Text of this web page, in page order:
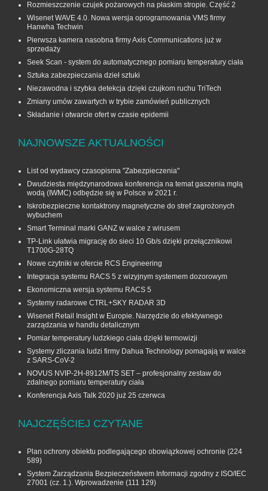
Rozmieszczenie czujek pożarowych na płaskim stropie. Część 2
Wisenet WAVE 4.0. Nowa wersja oprogramowania VMS firmy
Hanwha Techwin
Pierwsza kamera nasobna firmy Axis Communications już w
sprzedaży
Seek Scan - system do automatycznego pomiaru temperatury ciała
Sztuka zabezpieczania dzieł sztuki
Niezawodna i szybka detekcja dzięki czujkom ruchu TriTech
Zmiany umów zawartych w trybie zamówień publicznych
Składanie i otwarcie ofert w czasie epidemii
NAJNOWSZE AKTUALNOŚCI
List od wydawcy czasopisma "Zabezpieczenia"
Dwudziesta międzynarodowa konferencja na temat gaszenia mgłą
wodą (IWMC) odbędzie się w Polsce w 2021 r.
Iskrobezpieczne kontaktrony magnetyczne do stref zagrożonych
wybuchem
Smart Terminal marki GANZ w walce z wirusem
TP-Link ułatwia migrację do sieci 10 Gb/s dzięki przełącznikowi
T1700G‑28TQ
Nowe czytniki w ofercie RCS Engineering
Integracja systemu RACS 5 z wizyjnym systemem dozorowym
Ekonomiczna wersja systemu RACS 5
Systemy radarowe CTRL+SKY RADAR 3D
Wisenet Retail Insight w Europie. Narzędzie do efektywnego
zarządzania w handlu detalicznym
Pomiar temperatury ludzkiego ciała dzięki termowizji
Systemy zliczania ludzi firmy Dahua Technology pomagają w walce
z SARS-CoV-2
NOVUS NVIP-2H-8912M/TS SET – profesjonalny zestaw do
zdalnego pomiaru temperatury ciała
Konferencja Axis Talk 2020 już 25 czerwca
NAJCZĘŚCIEJ CZYTANE
Plan ochrony obiektu podlegającego obowiązkowej ochronie (224
589)
System Zarządzania Bezpieczeństwem Informacji zgodny z ISO/IEC
27001 (cz. 1.). Wprowadzenie (111 129)